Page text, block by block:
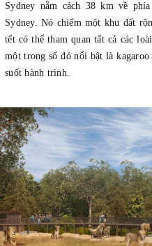
Sydney nằm cách 38 km về
Sydney. Nó chiếm một khu đất
tết có thể tham quan tất cả các
một trong số đó nổi bật là
suốt hành trình.